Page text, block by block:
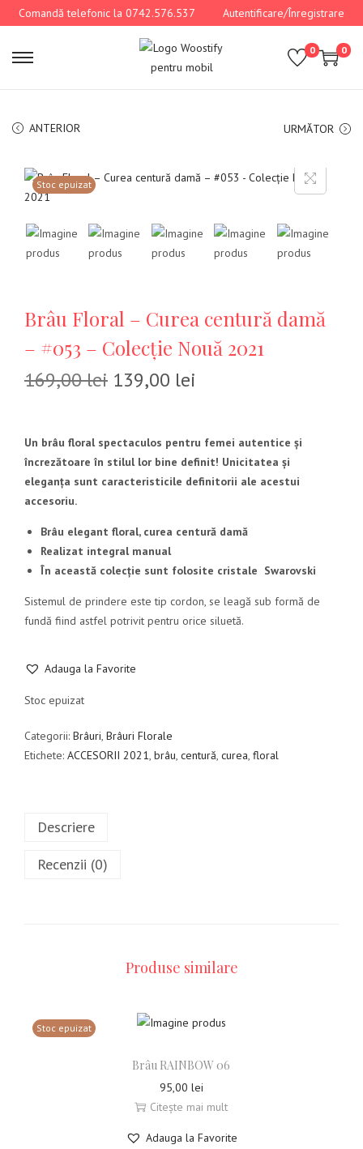
Comandă telefonic la 0742.576.537 Autentificare/Înregistrare
0 0
ANTERIOR URMĂTOR
Stoc epuizat
Brâu Floral – Curea centură damă
– #053 – Colecție Nouă 2021
169,00lei 139,00 lei
Un brâu floral spectaculos pentru femei autentice și
încrezătoare în stilul lor bine definit! Unicitatea și
eleganța sunt caracteristicile definitorii ale acestui
accesoriu.
Brâu elegant floral, curea centură damă
Realizat integral manual
În această colecție sunt folosite cristale Swarovski
Sistemul de prindere este tip cordon, se leagă sub formă de
fundă fiind astfel potrivit pentru orice siluetă.
Adauga la Favorite
Stoc epuizat
Categorii: Brâuri, Brâuri Florale
Etichete: ACCESORII 2021, brâu, centură, curea, floral
Descriere
Recenzii (0)
Produse similare
Stoc epuizat
Brâu RAINBOW 06
95,00 lei
Citește mai mult
Adauga la Favorite